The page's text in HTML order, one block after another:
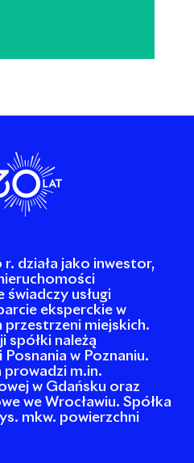
działa jako inwestor,
świadczy usługi
eksperckie w
przestrzeni miejskich.
spółki należą
w Poznaniu.
prowadzi m.in.
w Gdańsku oraz
we Wrocławiu. Spółka
mkw. powierzchni